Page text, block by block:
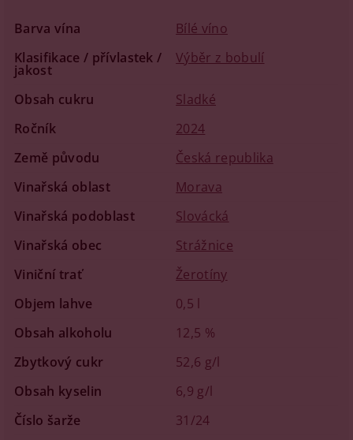
Barva vína
Bílé víno
Klasifikace / přívlastek /
jakost
Výběr z bobulí
Obsah cukru
Sladké
Ročník
2024
Země původu
Česká republika
Vinařská oblast
Morava
Vinařská podoblast
Slovácká
Vinařská obec
Strážnice
Viniční trať
Žerotíny
Objem lahve
0,5 l
Obsah alkoholu
12,5 %
Zbytkový cukr
52,6 g/l
Obsah kyselin
6,9 g/l
Číslo šarže
31/24